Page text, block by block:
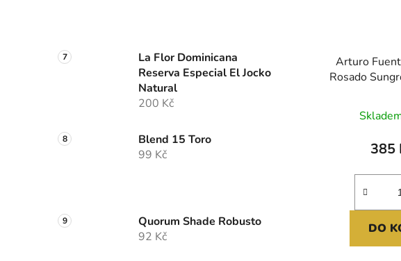
La Flor Dominicana
Reserva Especial El Jocko
Natural
200 Kč
Blend 15 Toro
99 Kč
Quorum Shade Robusto
92 Kč
Arturo
Rosado
385
DO